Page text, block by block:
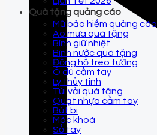
Quà tặng quảng cáo
Mũ bảo hiểm quảng cáo
Áo mưa quà tặng
Bình giữ nhiệt
Bình nước quà tặng
Đồng hồ treo tường
Ô dù cầm tay
Ly thủy tinh
Túi vải quà tặng
Quạt nhựa cầm tay
Bút bi
Móc khoá
Sổ tay